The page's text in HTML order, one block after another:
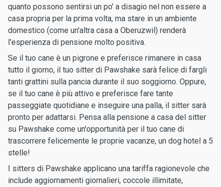
quanto possono sentirsi un po' a disagio nel non essere a
casa propria per la prima volta, ma stare in un ambiente
domestico (come un'altra casa a Oberuzwil) renderà
l'esperienza di pensione molto positiva.
Se il tuo cane è un pigrone e preferisce rimanere in casa
tutto il giorno, il tuo sitter di Pawshake sarà felice di fargli
tanti grattini sulla pancia durante il suo soggiorno. Oppure,
se il tuo cane è più attivo e preferisce fare tante
passeggiate quotidiane e inseguire una palla, il sitter sarà
pronto per adattarsi. Pensa alla pensione a casa del sitter
su Pawshake come un'opportunità per il tuo cane di
trascorrere felicemente le proprie vacanze, un dog hotel a 5
stelle!
I sitters di Pawshake applicano una tariffa ragionevole che
include aggiornamenti giornalieri, coccole illimitate,